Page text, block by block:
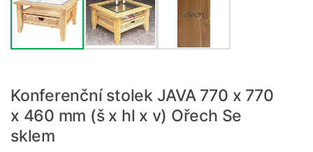
Konferenční stolek JAVA 770 x 770
x 460 mm (š x hl x v) Ořech Se
sklem